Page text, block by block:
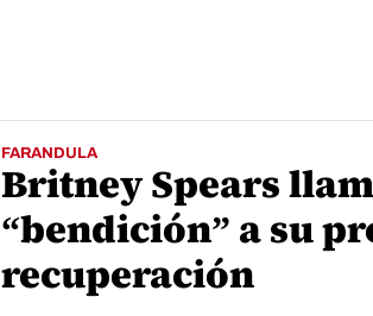
FARANDULA
Britney Spears
“bendición” a su
recuperación